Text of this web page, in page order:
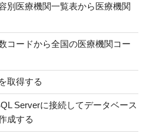
別医療機関一覧表から医療機関
コードから全国の医療機関コー
取得する
Serverに接続してデータベース
成する